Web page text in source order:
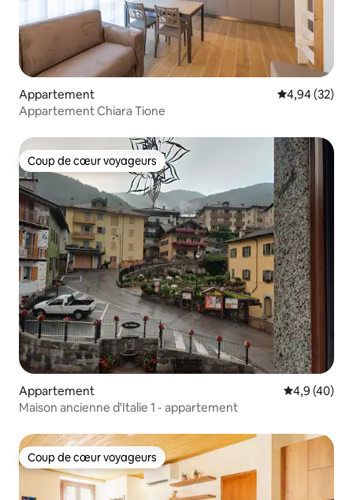
Appartement Évaluation
4,94 (32)
Appartement Chiara Tione
Coup de cœur voyageurs
Coup de cœur voyageurs
Appartement Évaluation
4,9 (40)
Maison ancienne d'Italie 1 - appartement
Coup de cœur voyageurs
Coup de cœur voyageurs